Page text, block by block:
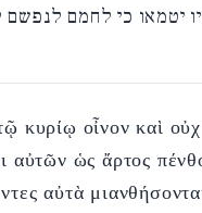
יטמאו כי לחמם לנפשם
κυρίῳ οἶνον καὶ
αὐτῶν ὡς ἄρτος
αὐτὰ